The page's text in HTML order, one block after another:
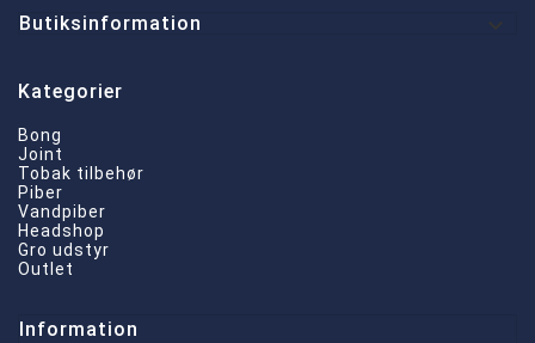
Butiksinformation
Kategorier
Bong
Joint
Tobak tilbehør
Piber
Vandpiber
Headshop
Gro udstyr
Outlet
Information